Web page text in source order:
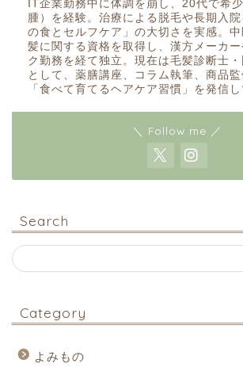
IT企業勤務中に体調を崩し、20代で希
腫）を経験。治療による脱毛や長期入
の食とセルフケア」の大切さを実感。
髪に関する資格を取得し、漢方メーカ
ク勤務を経て独立。現在は毛髪診断士
として、薬膳講座、コラム執筆、商品
「食べて育てるヘアケア習慣」を発信し
＼ Follow me ／
Search
Category
よみもの